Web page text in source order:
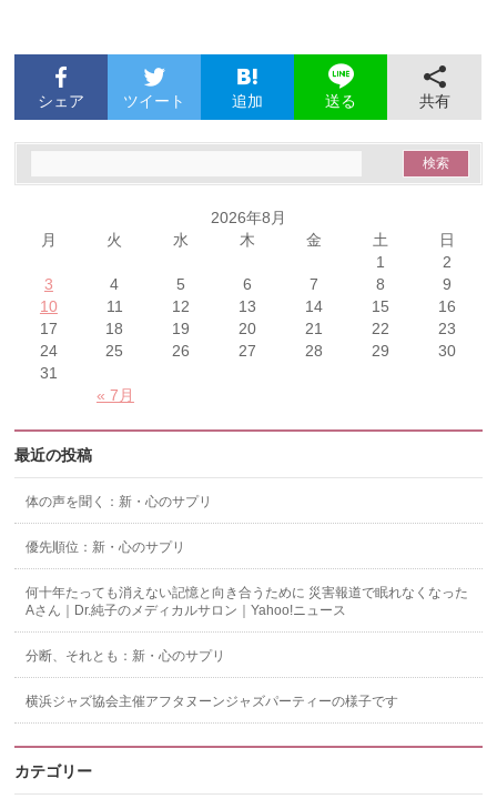
シェア ツイート 追加 送る 共有
2026年8月
月
火 水 木 金 土 日
« 7月
1
2
3
4 5 6 7 8
9
10
11 12 13 14 15
16
17
18 19 20 21 22
23
24
25 26 27 28 29
30
31
最近の投稿
体の声を聞く：新・心のサプリ
優先順位：新・心のサプリ
何十年たっても消えない記憶と向き合うために 災害報道で眠れなくなった
Aさん｜Dr.純子のメディカルサロン｜Yahoo!ニュース
分断、それとも：新・心のサプリ
横浜ジャズ協会主催アフタヌーンジャズパーティーの様子です
カテゴリー